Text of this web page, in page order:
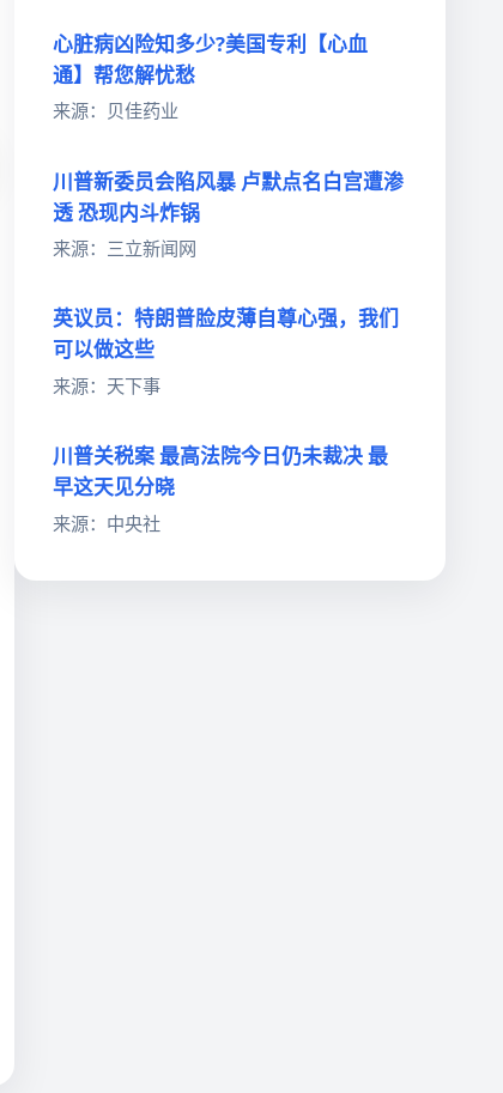
心脏病凶险知多少?美国专利【心血
通】帮您解忧愁
来源：贝佳药业
川普新委员会陷风暴 卢默点名白宫遭渗
透 恐现内斗炸锅
来源：三立新闻网
英议员：特朗普脸皮薄自尊心强，我们
可以做这些
来源：天下事
川普关税案 最高法院今日仍未裁决 最
早这天见分晓
来源：中央社